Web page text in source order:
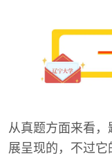
从真题方面来看
展呈现的，不过